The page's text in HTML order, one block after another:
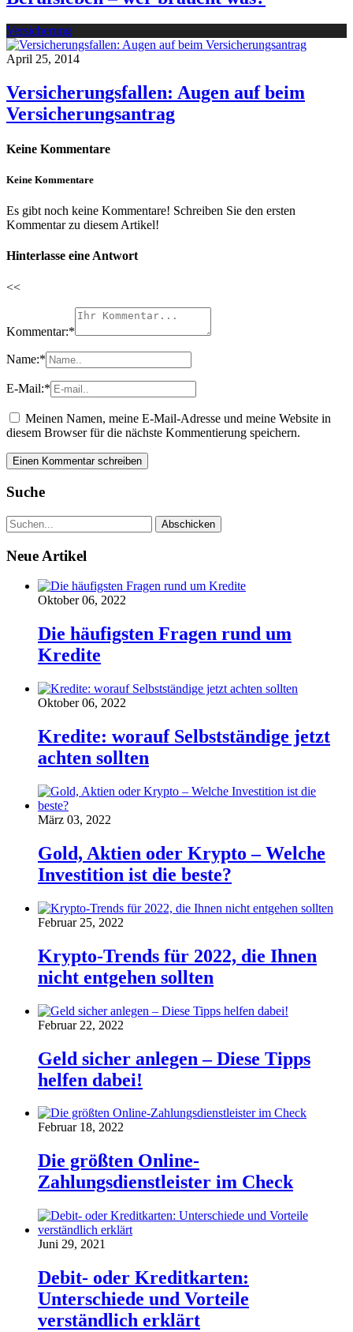
Versicherung
April 25, 2014
Versicherungsfallen: Augen auf beim
Versicherungsantrag
Keine Kommentare
Keine Kommentare
Es gibt noch keine Kommentare! Schreiben Sie den ersten
Kommentar zu diesem Artikel!
Hinterlasse eine Antwort
<<
Kommentar:*
Name:*
E-Mail:*
Meinen Namen, meine E-Mail-Adresse und meine Website in
diesem Browser für die nächste Kommentierung speichern.
Suche
Neue Artikel
Oktober 06, 2022
Die häufigsten Fragen rund um
Kredite
Oktober 06, 2022
Kredite: worauf Selbstständige jetzt
achten sollten
März 03, 2022
Gold, Aktien oder Krypto – Welche
Investition ist die beste?
Februar 25, 2022
Krypto-Trends für 2022, die Ihnen
nicht entgehen sollten
Februar 22, 2022
Geld sicher anlegen – Diese Tipps
helfen dabei!
Februar 18, 2022
Die größten Online-
Zahlungsdienstleister im Check
Juni 29, 2021
Debit- oder Kreditkarten:
Unterschiede und Vorteile
verständlich erklärt